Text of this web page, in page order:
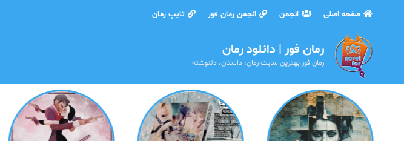
صفحه اصلی انجمن انجمن رمان فور تایپ رمان
رمان فور | دانلود رمان
رمان فور بهترین سایت رمان، داستان، دلنوشته